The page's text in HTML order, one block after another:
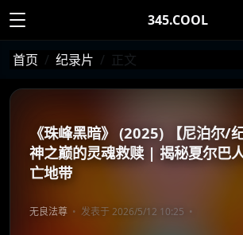
345.COOL
首页 纪录片 正文
《珠峰黑暗》 (2025) 【尼泊尔/
神之巅的灵魂救赎 | 揭秘夏尔巴
亡地带
无良法尊 发表于 2026/5/12 10:25